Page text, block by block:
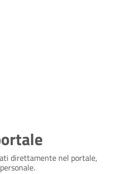
direttamente nel portale,